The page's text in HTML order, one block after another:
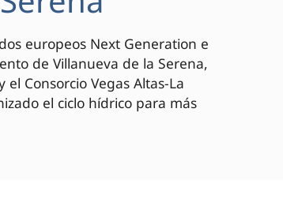
europeos Next Generation e
de Villanueva de la Serena,
Consorcio Vegas Altas-La
el ciclo hídrico para más